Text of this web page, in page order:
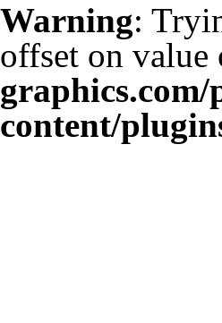
Warning:
offset on
content/